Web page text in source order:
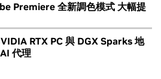
Premiere 全新調色模式 大幅提
RTX PC 與 DGX Sparks 地
代理